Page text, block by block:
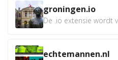
groningen.io
echtemannen.nl